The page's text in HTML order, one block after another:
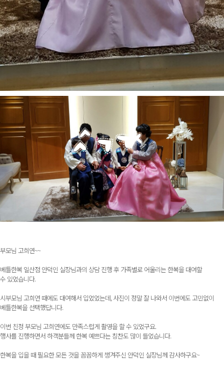
부모님 고희연~~
베틀한복 일산점 안덕인 실장님과의 상담 진행 후 가족별로 어울리는 한복을 대여할
수 있었습니다.
시부모님 고희연 때에도 대여해서 입었었는데, 사진이 정말 잘 나와서 이번에도 고민없이
베틀한복을 선택했답니다.
이번 친정 부모님 고희연에도 만족스럽게 촬영을 할 수 있었구요.
행사를 진행하면서 하객분들께 한복 예쁘다는 칭찬도 많이 들었습니다.
한복을 입을 때 필요한 모든 것을 꼼꼼하게 챙겨주신 안덕인 실장님께 감사하구요~